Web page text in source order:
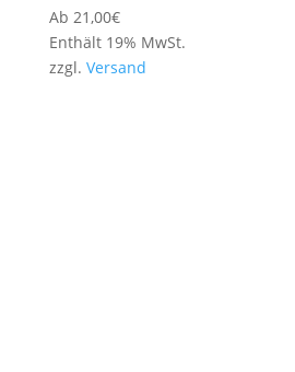
Ab 21,00€
Enthält 19% MwSt.
zzgl. Versand